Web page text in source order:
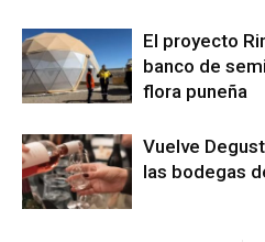
El proyecto
banco de
flora puneña
Vuelve
las bodegas